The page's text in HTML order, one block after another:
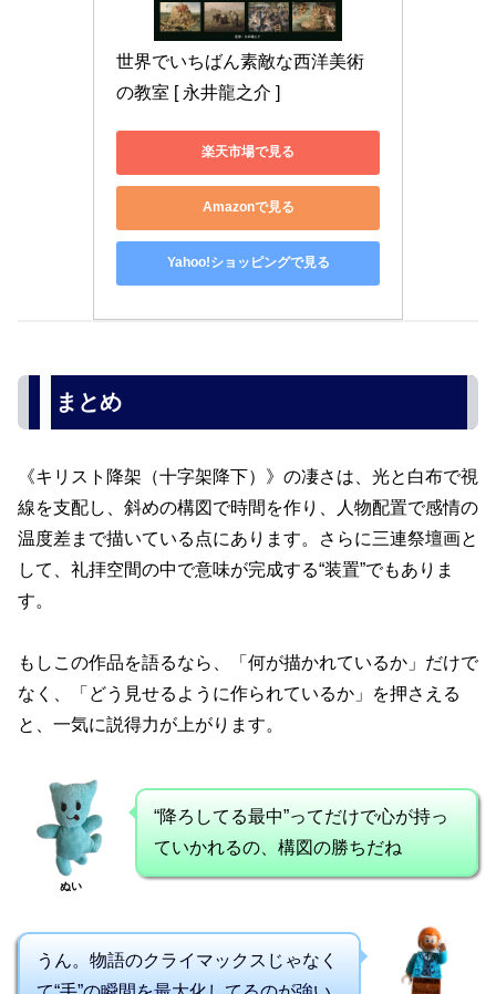
世界でいちばん素敵な西洋美術
の教室 [ 永井龍之介 ]
楽天市場で見る
Amazonで見る
Yahoo!ショッピングで見る
まとめ
《キリスト降架（十字架降下）》の凄さは、光と白布で視
線を支配し、斜めの構図で時間を作り、人物配置で感情の
温度差まで描いている点にあります。さらに三連祭壇画と
して、礼拝空間の中で意味が完成する“装置”でもありま
す。
もしこの作品を語るなら、「何が描かれているか」だけで
なく、「どう見せるように作られているか」を押さえる
と、一気に説得力が上がります。
ぬい
“降ろしてる最中”ってだけで心が持っ
ていかれるの、構図の勝ちだね
うん。物語のクライマックスじゃなく